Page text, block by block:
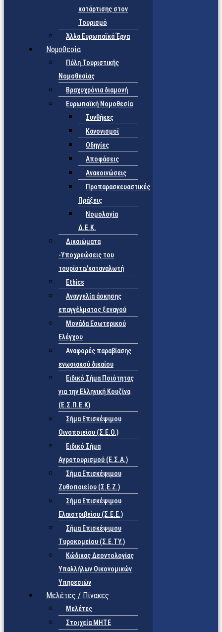
κατάρτισης στον
Τουρισμό
Άλλα Ευρωπαϊκά Έργα
Νομοθεσία
Πύλη Τουριστικής
Νομοθεσίας
Βραχυχρόνια διαμονή
Ευρωπαϊκή Νομοθεσία
Συνθήκες
Κανονισμοί
Οδηγίες
Αποφάσεις
Ανακοινώσεις
Προπαρασκευαστικές
Πράξεις
Νομολογία
Δ.Ε.Κ.
Δικαιώματα
-Υποχρεώσεις του
τουρίστα/καταναλωτή
Ethics
Αναγγελία άσκησης
επαγγέλματος ξεναγού
Μονάδα Εσωτερικού
Ελέγχου
Αναφορές παραβίασης
ενωσιακού δικαίου
Ειδικό Σήμα Ποιότητας
για την Ελληνική Κουζίνα
(Ε.Σ.Π.Ε.Κ)
Σήμα Επισκέψιμου
Οινοποιείου (Σ.Ε.Ο.)
Ειδικό Σήμα
Αγροτουρισμού (Ε.Σ.Α.)
Σήμα Επισκέψιμου
Ζυθοποιείου (Σ.Ε.Ζ.)
Σήμα Επισκέψιμου
Ελαιοτριβείου (Σ.Ε.Ε.)
Σήμα Επισκέψιμου
Τυροκομείου (Σ.Ε.TY.)
Κώδικας Δεοντολογίας
Υπαλλήλων Οικονομικών
Υπηρεσιών
Μελέτες / Πίνακες
Μελέτες
Στοιχεία ΜΗΤΕ